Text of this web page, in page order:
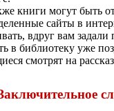
книги могут быть
сайты в
вдруг вам задали
в библиотеку уже
смотрят на